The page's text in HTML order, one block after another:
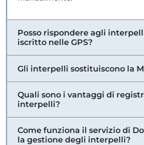
Posso rispondere agli
iscritto nelle GPS?
Gli interpelli sostituiscono la
Quali sono i vantaggi di
interpelli?
Come funziona il servizio di
la gestione degli interpelli?